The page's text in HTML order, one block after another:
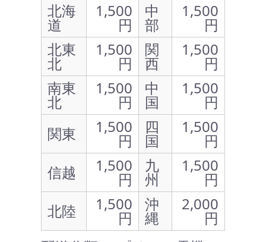
北海
道
1,500
円
中
部
1,500
円
北東
北
1,500
円
関
西
1,500
円
南東
北
1,500
円
中
国
1,500
円
関東
1,500
円
四
国
1,500
円
信越
1,500
円
九
州
1,500
円
北陸
1,500
円
沖
縄
2,000
円